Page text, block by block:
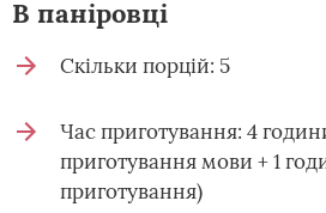
В паніровці
Скільки порцій: 5
Час приготування: 4
приготування мови + 1
приготування)